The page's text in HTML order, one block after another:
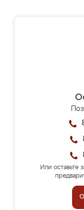
Или оставьте